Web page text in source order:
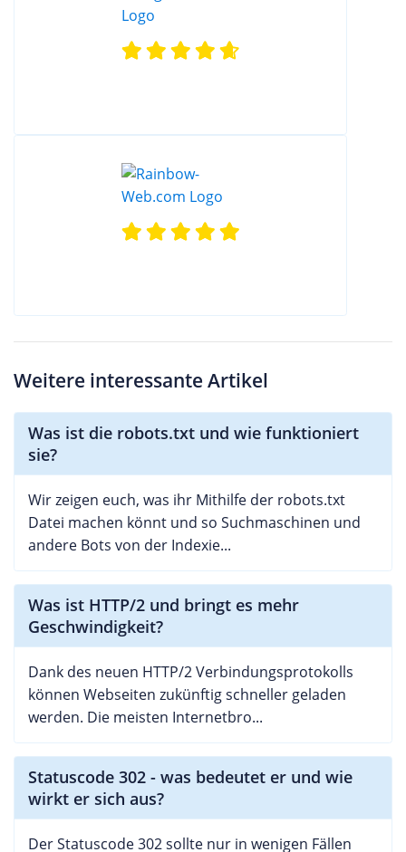
Weitere interessante Artikel
Was ist die robots.txt und wie funktioniert
sie?
Wir zeigen euch, was ihr Mithilfe der robots.txt
Datei machen könnt und so Suchmaschinen und
andere Bots von der Indexie...
Was ist HTTP/2 und bringt es mehr
Geschwindigkeit?
Dank des neuen HTTP/2 Verbindungsprotokolls
können Webseiten zukünftig schneller geladen
werden. Die meisten Internetbro...
Statuscode 302 - was bedeutet er und wie
wirkt er sich aus?
Der Statuscode 302 sollte nur in wenigen Fällen